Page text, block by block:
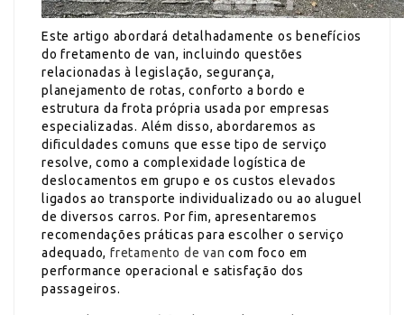
Este artigo abordará detalhadamente os benefícios
do fretamento de van, incluindo questões
relacionadas à legislação, segurança,
planejamento de rotas, conforto a bordo e
estrutura da frota própria usada por empresas
especializadas. Além disso, abordaremos as
dificuldades comuns que esse tipo de serviço
resolve, como a complexidade logística de
deslocamentos em grupo e os custos elevados
ligados ao transporte individualizado ou ao aluguel
de diversos carros. Por fim, apresentaremos
recomendações práticas para escolher o serviço
adequado,fretamento de van com foco em
performance operacional e satisfação dos
passageiros.